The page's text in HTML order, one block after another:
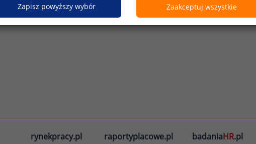
rynekpracy.pl raportyplacowe.pl badaniaHR.pl
Zapisz powyższy wybór Zaakceptuj wszystkie